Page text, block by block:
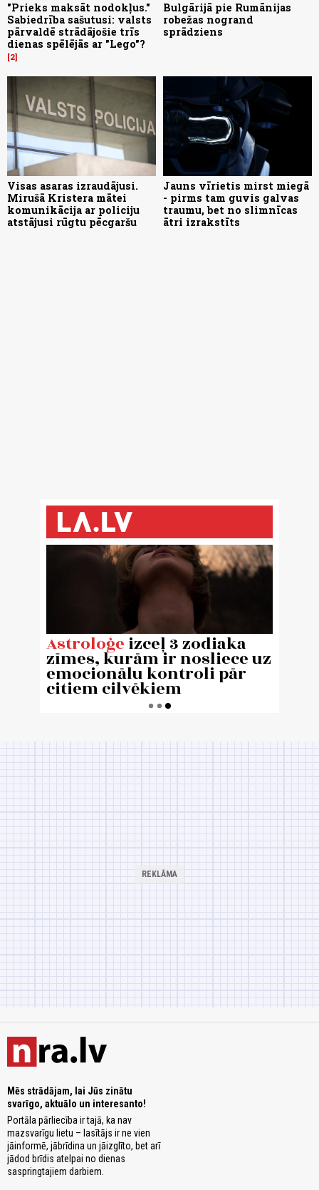
"Prieks maksāt nodokļus."
Sabiedrība sašutusi: valsts
pārvaldē strādājošie trīs
dienas spēlējās ar "Lego"?
2
Bulgārijā pie Rumānijas
robežas nogrand
sprādziens
Visas asaras izraudājusi.
Mirušā Kristera mātei
komunikācija ar policiju
atstājusi rūgtu pēcgaršu
Jauns vīrietis mirst miegā
- pirms tam guvis galvas
traumu, bet no slimnīcas
ātri izrakstīts
Mēs strādājam, lai Jūs zinātu
svarīgo, aktuālo un interesanto!
Portāla pārliecība ir tajā, ka nav
mazsvarīgu lietu – lasītājs ir ne vien
jāinformē, jābrīdina un jāizglīto, bet arī
jādod brīdis atelpai no dienas
saspringtajiem darbiem.